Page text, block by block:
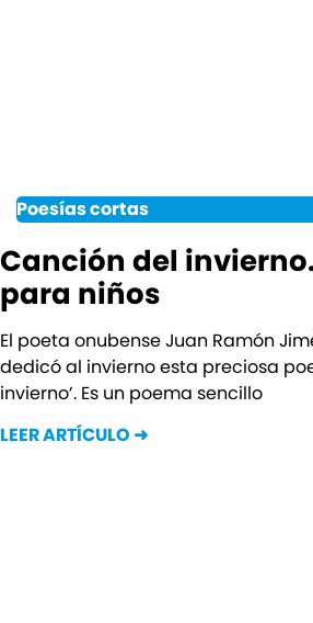
Poesías cortas
Canción del
para niños
El poeta onubense Juan Ramón
dedicó al invierno esta preciosa
invierno’. Es un poema sencillo
LEER ARTÍCULO ➜